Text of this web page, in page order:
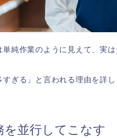
単純作業のように見えて、実
すぎる」と言われる理由を詳
を並行してこなす